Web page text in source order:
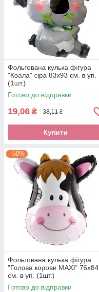
Фольгована кулька фігура
"Коала" сіра 83х93 см. в уп.
(1шт.)
Готово до відправки
19,06 ₴ 38,11 ₴
Купити
–50%
Фольгована кулька фігура
"Голова корови MAXI" 76х84
см. в уп. (1шт.)
Готово до відправки